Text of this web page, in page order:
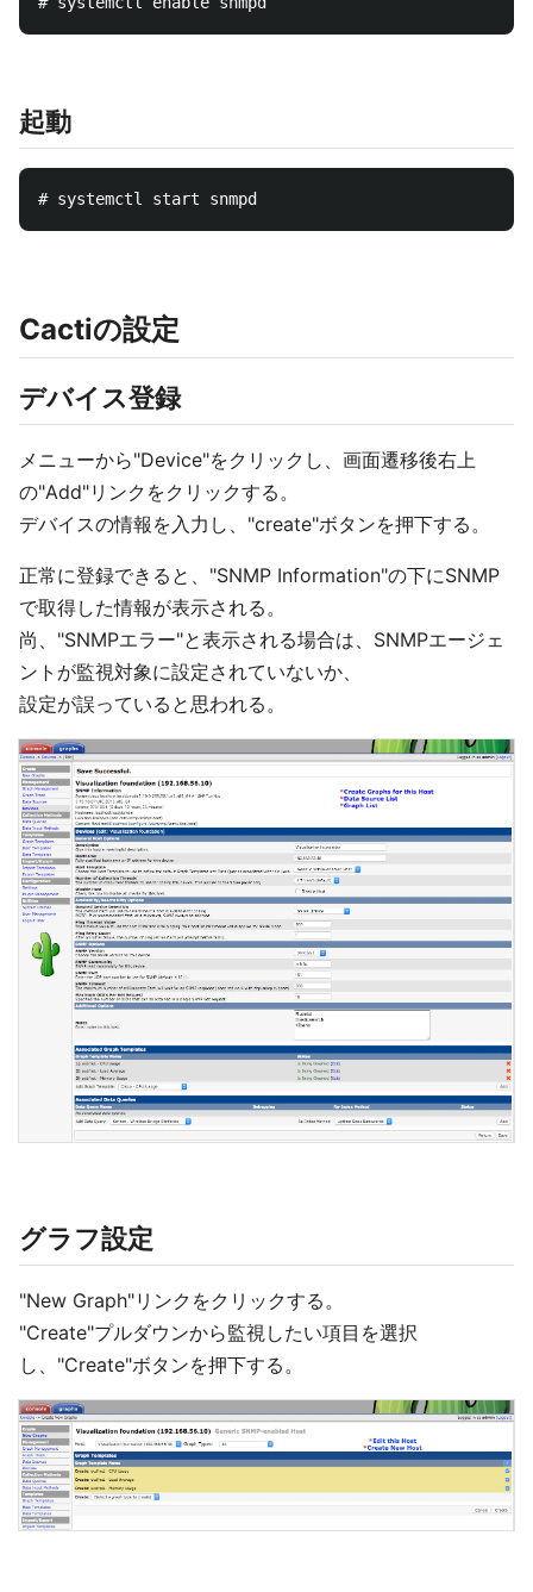
起動
Cactiの設定
デバイス登録
メニューから"Device"をクリックし、画面遷移後右上
の"Add"リンクをクリックする。
デバイスの情報を入力し、"create"ボタンを押下する。
正常に登録できると、"SNMP Information"の下にSNMP
で取得した情報が表示される。
尚、"SNMPエラー"と表示される場合は、SNMPエージェ
ントが監視対象に設定されていないか、
設定が誤っていると思われる。
グラフ設定
"New Graph"リンクをクリックする。
"Create"プルダウンから監視したい項目を選択
し、"Create"ボタンを押下する。